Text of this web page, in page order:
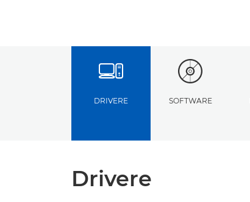
DRIVERE SOFTWARE
Drivere